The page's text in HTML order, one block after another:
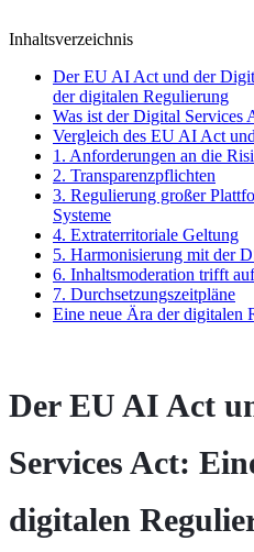
Inhaltsverzeichnis
Der EU AI Act und der
der digitalen Regulierung
Was ist der Digital Services
Vergleich des EU AI Act
1. Anforderungen an die
2. Transparenzpflichten
3. Regulierung großer
Systeme
4. Extraterritoriale Geltung
5. Harmonisierung mit der
6. Inhaltsmoderation trifft
7. Durchsetzungszeitpläne
Eine neue Ära der digitalen
Der EU AI Act
Services Act:
digitalen